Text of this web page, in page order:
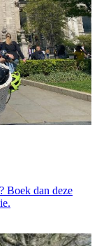
Boek dan deze